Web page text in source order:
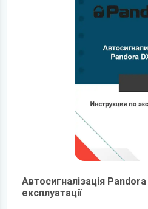
Автосигналізація Pandora
експлуатації